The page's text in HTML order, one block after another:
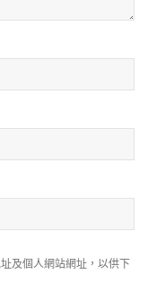
及個人網站網址，以供下